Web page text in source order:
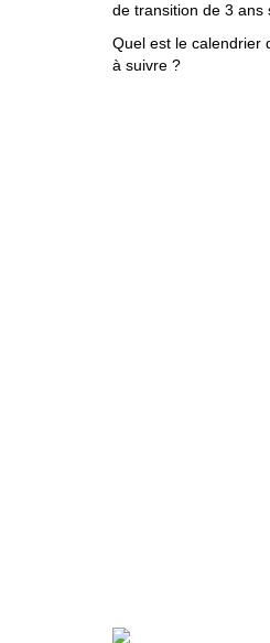
de transition de 3 ans
Quel est le calendrier
à suivre ?